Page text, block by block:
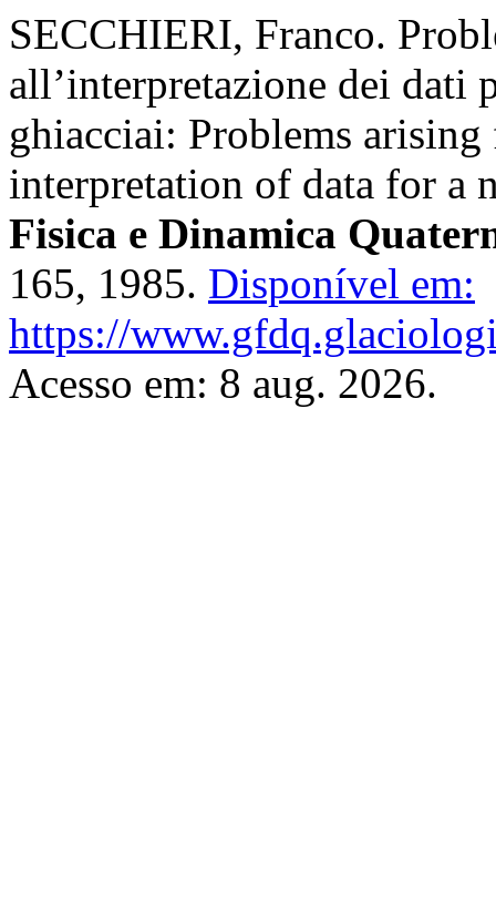
SECCHIERI, Franco.
all’interpretazione dei dati
ghiacciai: Problems
interpretation of data for a
Fisica e Dinamica
165, 1985. Disponível em:
https://
Acesso em: 8 aug. 2026.